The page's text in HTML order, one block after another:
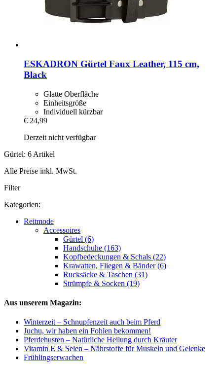
ESKADRON Gürtel Faux Leather, 115 cm,
Black
Glatte Oberfläche
Einheitsgröße
Individuell kürzbar
€ 24,99
Derzeit nicht verfügbar
Gürtel: 6 Artikel
Alle Preise inkl. MwSt.
Filter
Kategorien:
Reitmode
Accessoires
Gürtel (6)
Handschuhe (163)
Kopfbedeckungen & Schals (22)
Krawatten, Fliegen & Bänder (6)
Rucksäcke & Taschen (31)
Strümpfe & Socken (19)
Aus unserem Magazin:
Winterzeit – Schnupfenzeit auch beim Pferd
Juchu, wir haben ein Fohlen bekommen!
Pferdehusten – Natürliche Heilung durch Kräuter
Vitamin E & Selen – Nährstoffe für Muskeln und Gelenke
Frühlingserwachen